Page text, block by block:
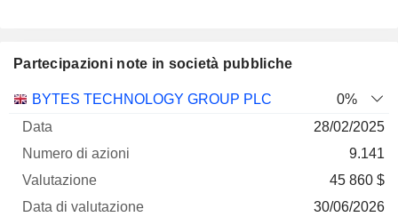
Partecipazioni note in società pubbliche
Società
Numero
valutazione
BYTES TECHNOLOGY GROUP PLC
0%
28/02/2025
9.141
45 860 $
30/06/2026